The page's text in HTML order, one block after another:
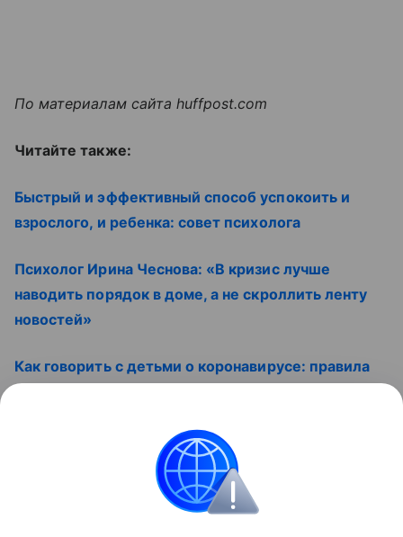
По материалам сайта huffpost.com
Читайте также:
Быстрый и эффективный способ успокоить и
взрослого, и ребенка: совет психолога
Психолог Ирина Чеснова: «В кризис лучше
наводить порядок в доме, а не скроллить ленту
новостей»
Как говорить с детьми о коронавирусе: правила
Контент недоступен